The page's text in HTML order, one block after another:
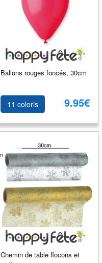
Ballons rouges foncés, 30cm
11 coloris 9.95€
Chemin de table flocons et